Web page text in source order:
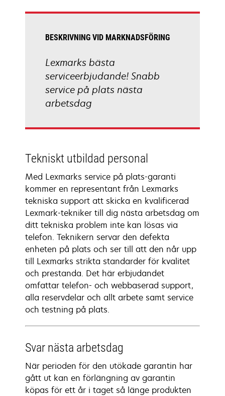
BESKRIVNING VID MARKNADSFÖRING
Lexmarks bästa
serviceerbjudande! Snabb
service på plats nästa
arbetsdag
Tekniskt utbildad personal
Med Lexmarks service på plats-garanti
kommer en representant från Lexmarks
tekniska support att skicka en kvalificerad
Lexmark-tekniker till dig nästa arbetsdag om
ditt tekniska problem inte kan lösas via
telefon. Teknikern servar den defekta
enheten på plats och ser till att den når upp
till Lexmarks strikta standarder för kvalitet
och prestanda. Det här erbjudandet
omfattar telefon- och webbaserad support,
alla reservdelar och allt arbete samt service
och testning på plats.
Svar nästa arbetsdag
När perioden för den utökade garantin har
gått ut kan en förlängning av garantin
köpas för ett år i taget så länge produkten